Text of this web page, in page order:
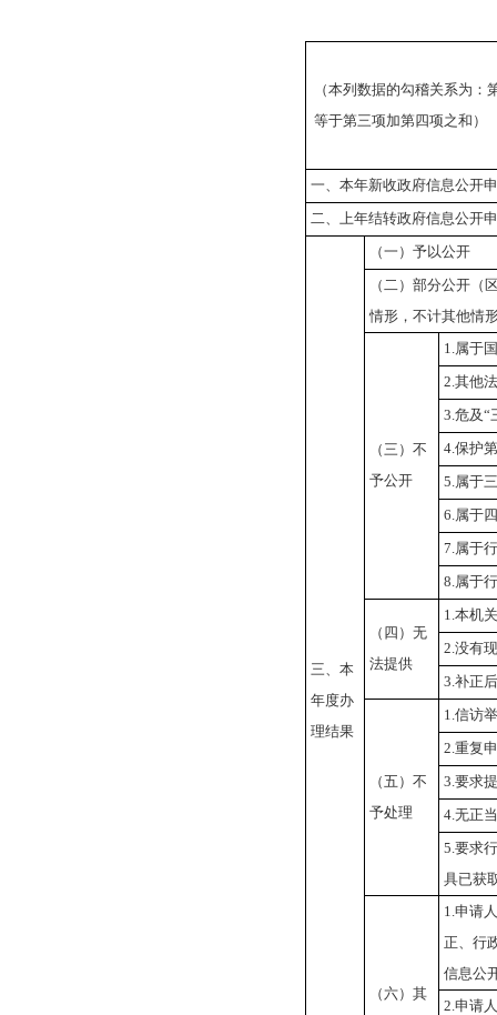
（本列数据的勾稽关系为：
等于第三项加第四项之和）
一、本年新收政府信息公开
二、上年结转政府信息公开
三、本
年度办
理结果
（一）予以公开
（二）部分公开 （
情形，不计其他情
（三）不
予公开
1.属于
2.其他
3.危及“
4.保护
5.属于
6.属于
7.属于
8.属于
（四）无
法提供
1.本机
2.没有
3.补正
（五）不
予处理
1.信访
2.重复
3.要求
4.无正
5.要求
具已获
（六）其
1.申请
正、行
信息公
2.申请